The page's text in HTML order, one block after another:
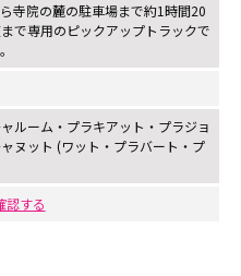
寺院の麓の駐車場まで約1時間20
で専用のピックアップトラックで
ルーム・プラキアット・プラジョ
ヌット (ワット・プラバート・プ
認する